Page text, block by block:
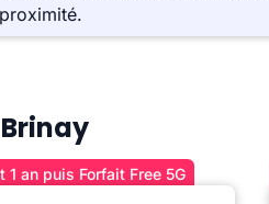
1 an puis Forfait Free 5G